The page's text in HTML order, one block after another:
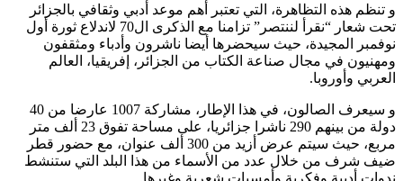
و تنظم هذه التظاهرة، التي تعتبر أهم موعد أدبي وثقافي بالجزائر
تحت شعار “نقرأ لننتصر” تزامنا مع الذكرى ال70 لاندلاع ثورة أول
نوفمبر المجيدة، حيث سيحضرها أيضا ناشرون وأدباء ومثقفون
ومهنيون في مجال صناعة الكتاب من الجزائر، إفريقيا، العالم
العربي وأوروبا.
و سيعرف الصالون، في هذا الإطار، مشاركة 1007 عارضا من 40
دولة من بينهم 290 ناشرا جزائريا، على مساحة تفوق 23 ألف متر
مربع، حيث سيتم عرض أزيد من 300 ألف عنوان، مع حضور قطر
ضيف شرف من خلال عدد من الأسماء من هذا البلد التي ستنشط
ندوات أدبية وفكرية وأمسيات شعرية وغيرها.